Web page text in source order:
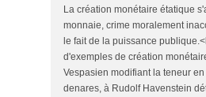
La création monétaire étatique
monnaie, crime moralement
le fait de la puissance
d'exemples de création
Vespasien modifiant la teneur
denares, à Rudolf Havenstein